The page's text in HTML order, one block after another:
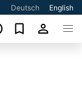
Deutsch English